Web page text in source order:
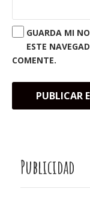
GUARDA MI
ESTE
COMENTE.
Publicidad